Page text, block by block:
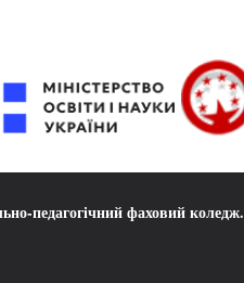
педагогічний фаховий коледж.